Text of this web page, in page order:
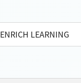
ENRICH LEARNING